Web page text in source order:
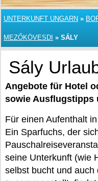
UNTERKUNFT UNGARN »
MEZŐKÖVESDI » SÁLY
Sály
Angebote für Hotel
sowie Ausflugstipps
Für einen Aufenthalt
Ein Sparfuchs, der
seine Unterkunft (wie
selbst bucht und auch